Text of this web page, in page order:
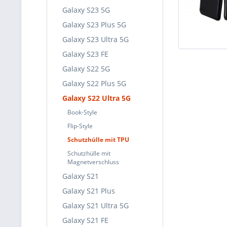
Galaxy S23 5G
Galaxy S23 Plus 5G
Galaxy S23 Ultra 5G
Galaxy S23 FE
Galaxy S22 5G
Galaxy S22 Plus 5G
Galaxy S22 Ultra 5G
Book-Style
Flip-Style
Schutzhülle mit TPU
Schutzhülle mit
Magnetverschluss
Galaxy S21
Galaxy S21 Plus
Galaxy S21 Ultra 5G
Galaxy S21 FE